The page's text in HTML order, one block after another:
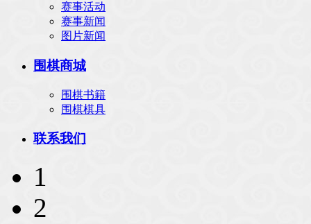
赛事活动
赛事新闻
图片新闻
围棋商城
围棋书籍
围棋棋具
联系我们
1
2